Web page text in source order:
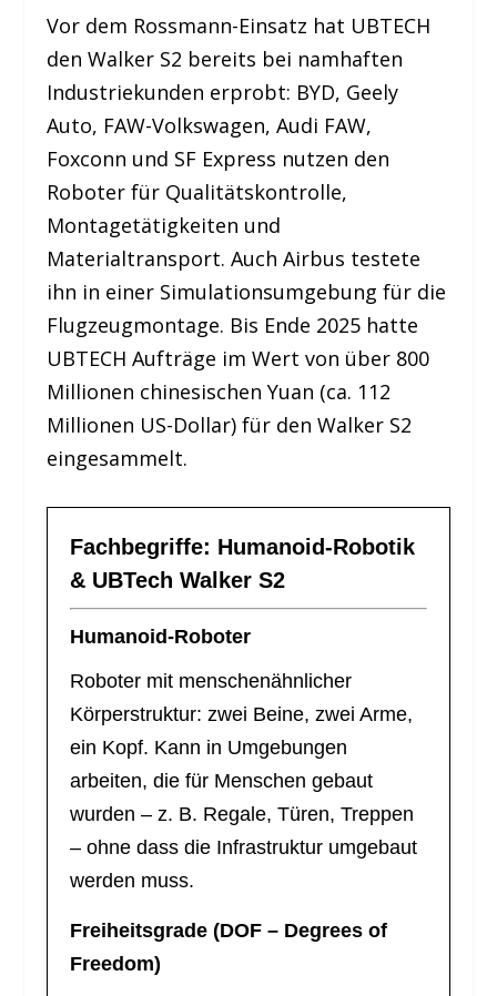
Vor dem Rossmann-Einsatz hat UBTECH
den Walker S2 bereits bei namhaften
Industriekunden erprobt: BYD, Geely
Auto, FAW-Volkswagen, Audi FAW,
Foxconn und SF Express nutzen den
Roboter für Qualitätskontrolle,
Montagetätigkeiten und
Materialtransport. Auch Airbus testete
ihn in einer Simulationsumgebung für die
Flugzeugmontage. Bis Ende 2025 hatte
UBTECH Aufträge im Wert von über 800
Millionen chinesischen Yuan (ca. 112
Millionen US-Dollar) für den Walker S2
eingesammelt.
Fachbegriffe: Humanoid-Robotik
& UBTech Walker S2
Humanoid-Roboter
Roboter mit menschenähnlicher
Körperstruktur: zwei Beine, zwei Arme,
ein Kopf. Kann in Umgebungen
arbeiten, die für Menschen gebaut
wurden – z. B. Regale, Türen, Treppen
– ohne dass die Infrastruktur umgebaut
werden muss.
Freiheitsgrade (DOF – Degrees of
Freedom)